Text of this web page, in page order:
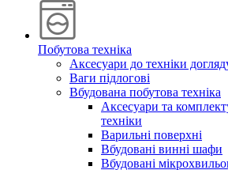
Побутова техніка
Аксесуари до техніки
Ваги підлогові
Вбудована побутова техніка
Аксесуари та
техніки
Варильні поверхні
Вбудовані винні шафи
Вбудовані